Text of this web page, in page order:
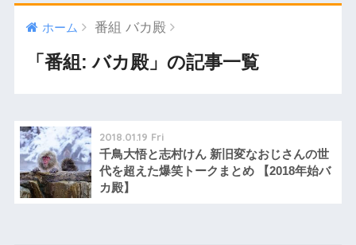
ホーム 番組 バカ殿
「番組: バカ殿」の記事一覧
2018.01.19 Fri
千鳥大悟と志村けん 新旧変なおじさんの世
代を超えた爆笑トークまとめ 【2018年始バ
カ殿】